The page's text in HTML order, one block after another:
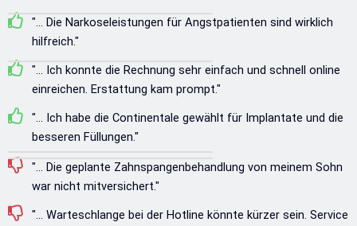
"... Die Narkoseleistungen für Angstpatienten sind wirklich
hilfreich."
"... Ich konnte die Rechnung sehr einfach und schnell online
einreichen. Erstattung kam prompt."
"... Ich habe die Continentale gewählt für Implantate und die
besseren Füllungen."
"... Die geplante Zahnspangenbehandlung von meinem Sohn
war nicht mitversichert."
"... Warteschlange bei der Hotline könnte kürzer sein. Service